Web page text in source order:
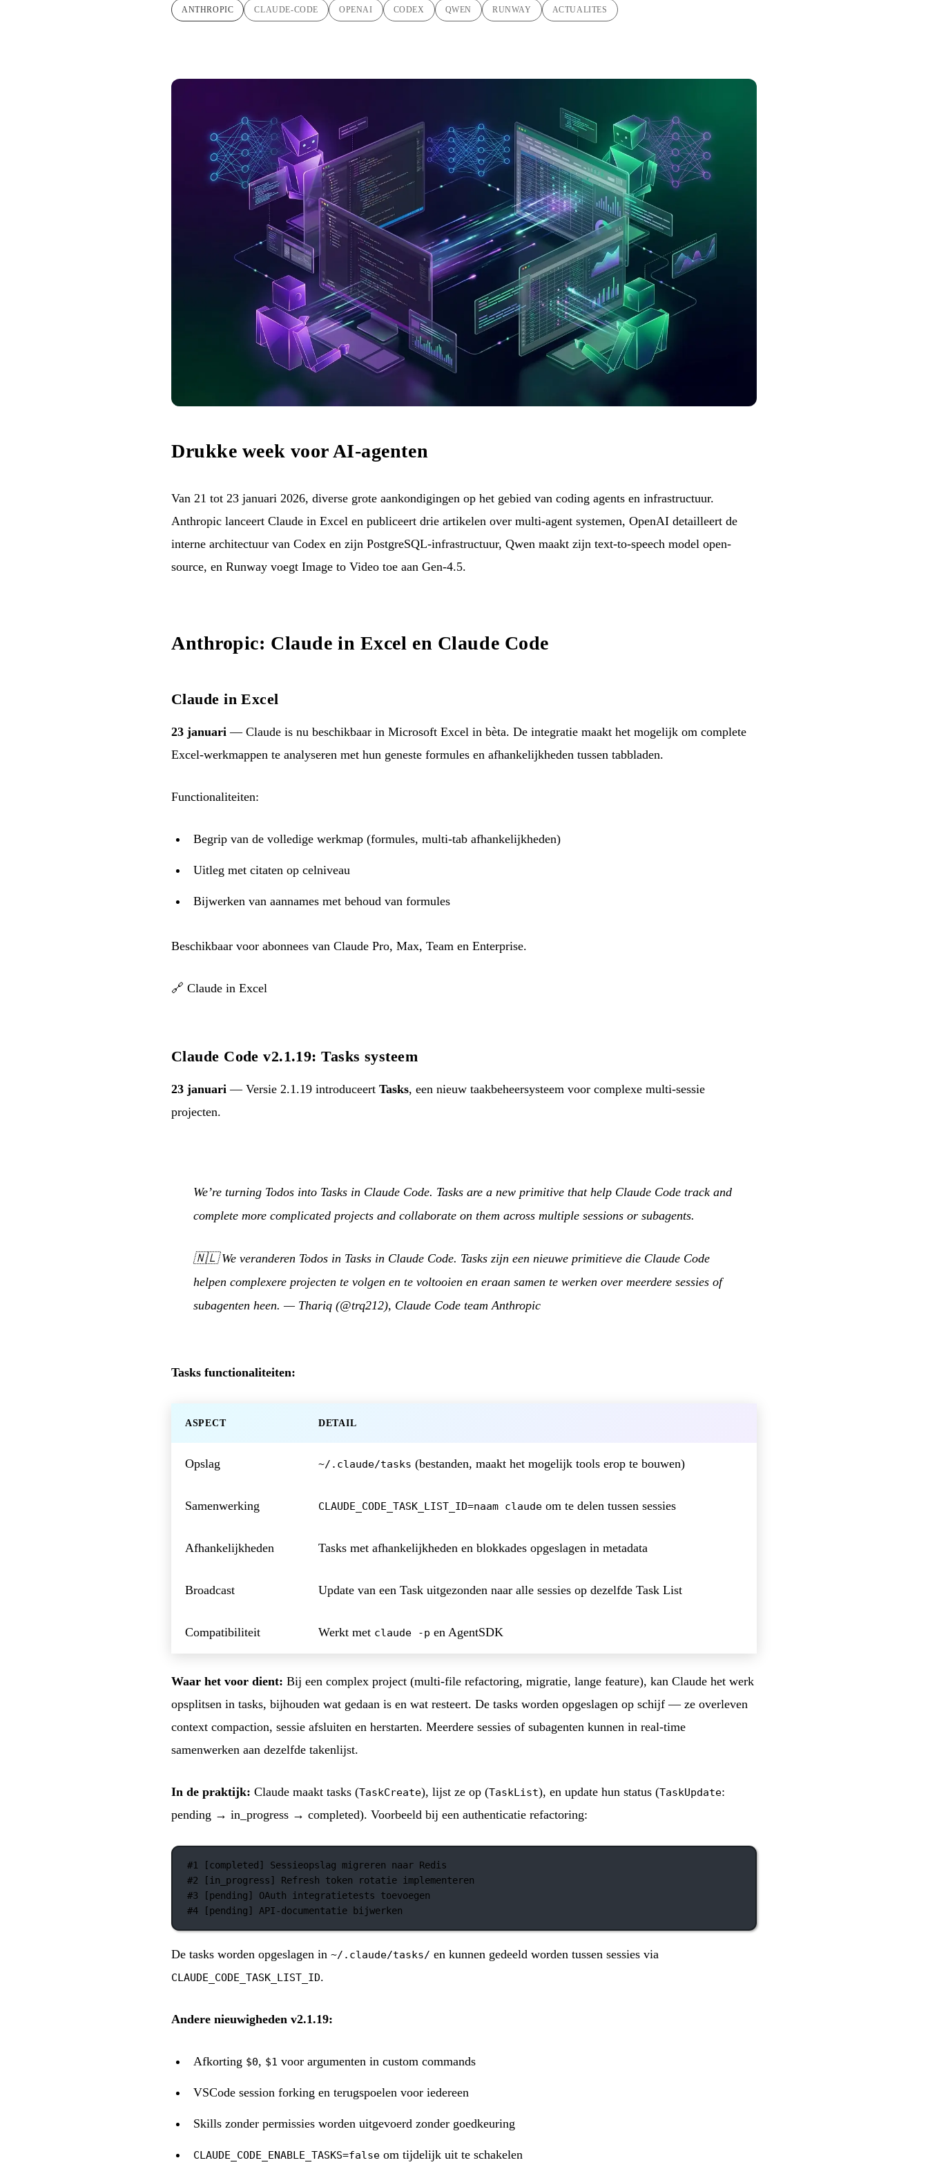
ANTHROPIC CLAUDE-CODE OPENAI CODEX QWEN RUNWAY ACTUALITES
Drukke week voor AI-agenten
Van 21 tot 23 januari 2026, diverse grote aankondigingen op het gebied van coding agents en infrastructuur.
Anthropic lanceert Claude in Excel en publiceert drie artikelen over multi-agent systemen, OpenAI detailleert de
interne architectuur van Codex en zijn PostgreSQL-infrastructuur, Qwen maakt zijn text-to-speech model open-
source, en Runway voegt Image to Video toe aan Gen-4.5.
Anthropic: Claude in Excel en Claude Code
Claude in Excel
23 januari — Claude is nu beschikbaar in Microsoft Excel in bèta. De integratie maakt het mogelijk om complete
Excel-werkmappen te analyseren met hun geneste formules en afhankelijkheden tussen tabbladen.
Functionaliteiten:
Begrip van de volledige werkmap (formules, multi-tab afhankelijkheden)
Uitleg met citaten op celniveau
Bijwerken van aannames met behoud van formules
Beschikbaar voor abonnees van Claude Pro, Max, Team en Enterprise.
🔗 Claude in Excel
Claude Code v2.1.19: Tasks systeem
23 januari — Versie 2.1.19 introduceert Tasks, een nieuw taakbeheersysteem voor complexe multi-sessie
projecten.
We’re turning Todos into Tasks in Claude Code. Tasks are a new primitive that help Claude Code track and
complete more complicated projects and collaborate on them across multiple sessions or subagents.
🇳🇱We veranderen Todos in Tasks in Claude Code. Tasks zijn een nieuwe primitieve die Claude Code
helpen complexere projecten te volgen en te voltooien en eraan samen te werken over meerdere sessies of
subagenten heen. — Thariq (@trq212), Claude Code team Anthropic
Tasks functionaliteiten:
ASPECT DETAIL
Opslag ~/.claude/tasks (bestanden, maakt het mogelijk tools erop te bouwen)
Samenwerking CLAUDE_CODE_TASK_LIST_ID=naam claude om te delen tussen sessies
Afhankelijkheden Tasks met afhankelijkheden en blokkades opgeslagen in metadata
Broadcast Update van een Task uitgezonden naar alle sessies op dezelfde Task List
Compatibiliteit Werkt met claude -p en AgentSDK
Waar het voor dient: Bij een complex project (multi-file refactoring, migratie, lange feature), kan Claude het werk
opsplitsen in tasks, bijhouden wat gedaan is en wat resteert. De tasks worden opgeslagen op schijf — ze overleven
context compaction, sessie afsluiten en herstarten. Meerdere sessies of subagenten kunnen in real-time
samenwerken aan dezelfde takenlijst.
In de praktijk: Claude maakt tasks (TaskCreate), lijst ze op (TaskList), en update hun status (TaskUpdate:
pending → in_progress → completed). Voorbeeld bij een authenticatie refactoring:
#1 [completed] Sessieopslag migreren naar Redis
#2 [in_progress] Refresh token rotatie implementeren
#3 [pending] OAuth integratietests toevoegen
#4 [pending] API-documentatie bijwerken
De tasks worden opgeslagen in ~/.claude/tasks/ en kunnen gedeeld worden tussen sessies via
CLAUDE_CODE_TASK_LIST_ID.
Andere nieuwigheden v2.1.19:
Afkorting $0, $1 voor argumenten in custom commands
VSCode session forking en terugspoelen voor iedereen
Skills zonder permissies worden uitgevoerd zonder goedkeuring
CLAUDE_CODE_ENABLE_TASKS=false om tijdelijk uit te schakelen